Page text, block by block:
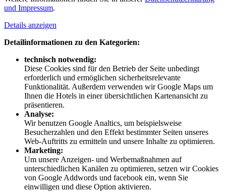
und Impressum.
Details anzeigen
Detailinformationen zu den Kategorien:
technisch notwendig:
Diese Cookies sind für den Betrieb der Seite unbedingt
erforderlich und ermöglichen sicherheitsrelevante
Funktionalität. Außerdem verwenden wir Google Maps um
Ihnen die Hotels in einer übersichtlichen Kartenansicht zu
präsentieren.
Analyse:
Wir benutzen Google Analtics, um beispielsweise
Besucherzahlen und den Effekt bestimmter Seiten unseres
Web-Auftritts zu ermitteln und unsere Inhalte zu optimieren.
Marketing:
Um unsere Anzeigen- und Werbemaßnahmen auf
unterschiedlichen Kanälen zu optimieren, setzen wir Cookies
von Google Addwords und facebook ein, wenn Sie
einwilligen und diese Option aktivieren.